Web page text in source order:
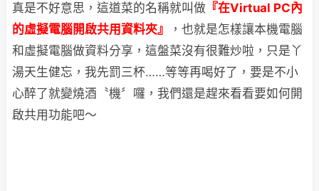
真是不好意思，這道菜的名稱就叫做 『在Virtual PC內
的虛擬電腦開啟共用資料夾』
，也就是怎樣讓本機電腦
和虛擬電腦做資料分享，這盤菜沒有很難炒啦，只是丫
湯天生健忘，我先罰三杯……等等再喝好了，要是不小
心醉了就變燒酒〝機〞囉，我們還是趕來看看要如何開
啟共用功能吧～